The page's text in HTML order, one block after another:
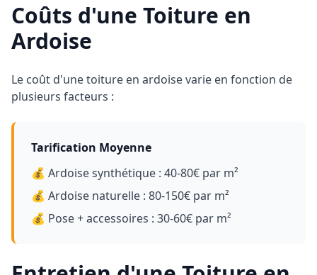
Coûts d'une Toiture en
Ardoise
Le coût d'une toiture en ardoise varie en fonction de
plusieurs facteurs :
Tarification Moyenne
💰 Ardoise synthétique : 40-80€ par m²
💰 Ardoise naturelle : 80-150€ par m²
💰 Pose + accessoires : 30-60€ par m²